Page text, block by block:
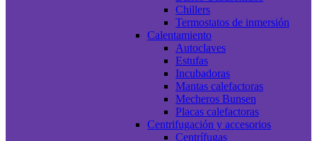
Chillers
Termostatos de inmersión
Calentamiento
Autoclaves
Estufas
Incubadoras
Mantas calefactoras
Mecheros Bunsen
Placas calefactoras
Centrifugación y accesorios
Centrífugas